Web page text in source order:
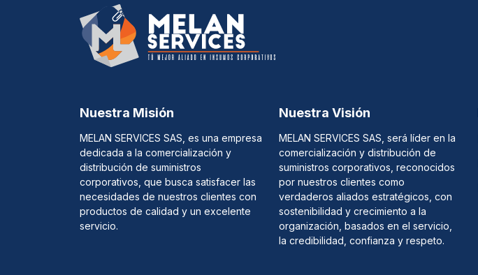
Nuestra Misión
MELAN SERVICES SAS, es una empresa
dedicada a la comercialización y
distribución de suministros
corporativos, que busca satisfacer las
necesidades de nuestros clientes con
productos de calidad y un excelente
servicio.
Nuestra Visión
MELAN SERVICES SAS, será líder en la
comercialización y distribución de
suministros corporativos, reconocidos
por nuestros clientes como
verdaderos aliados estratégicos, con
sostenibilidad y crecimiento a la
organización, basados en el servicio,
la credibilidad, confianza y respeto.